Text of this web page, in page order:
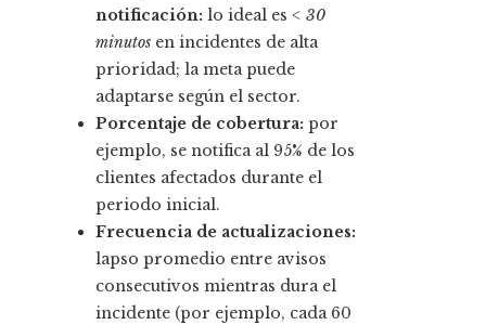
notificación: lo ideal es < 30
minutos en incidentes de alta
prioridad; la meta puede
adaptarse según el sector.
Porcentaje de cobertura: por
ejemplo, se notifica al 95% de los
clientes afectados durante el
periodo inicial.
Frecuencia de actualizaciones:
lapso promedio entre avisos
consecutivos mientras dura el
incidente (por ejemplo, cada 60